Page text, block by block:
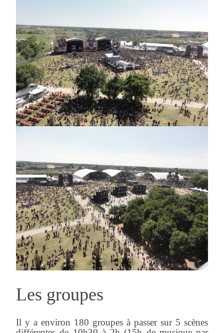
Les groupes
Il y a environ 180 groupes à passer sur 5 scènes